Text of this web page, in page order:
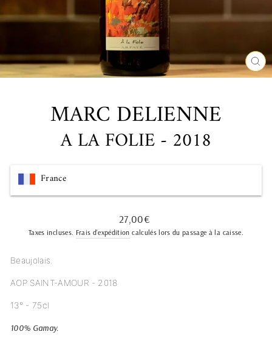
MARC DELIENNE
A LA FOLIE - 2018
France
Prix
régulier
27,00€
Taxes incluses. Frais d'expédition calculés lors du passage à la caisse.
Beaujolais.
AOP SAINT-AMOUR - 2018
13° - 75cl
100% Gamay.